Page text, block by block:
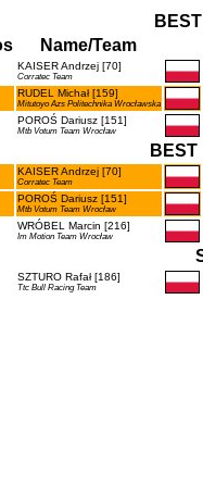
Name/Team
KAISER Andrzej [70]
Corratec Team
RUDEL Michał [159]
Mitutoyo Azs Politechnika Wrocławska
POROŚ Dariusz [151]
Mtb Votum Team Wrocław
BEST
KAISER Andrzej [70]
Corratec Team
POROŚ Dariusz [151]
Mtb Votum Team Wrocław
WRÓBEL Marcin [216]
Im Motion Team Wrocław
SZTURO Rafał [186]
Ttc Bull Racing Team